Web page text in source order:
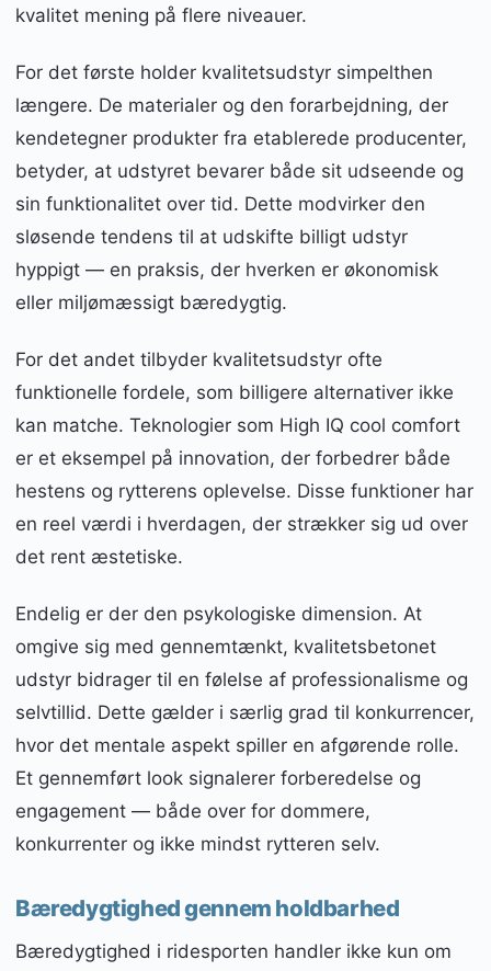
kvalitet mening på flere niveauer.
For det første holder kvalitetsudstyr simpelthen
længere. De materialer og den forarbejdning, der
kendetegner produkter fra etablerede producenter,
betyder, at udstyret bevarer både sit udseende og
sin funktionalitet over tid. Dette modvirker den
sløsende tendens til at udskifte billigt udstyr
hyppigt — en praksis, der hverken er økonomisk
eller miljømæssigt bæredygtig.
For det andet tilbyder kvalitetsudstyr ofte
funktionelle fordele, som billigere alternativer ikke
kan matche. Teknologier som High IQ cool comfort
er et eksempel på innovation, der forbedrer både
hestens og rytterens oplevelse. Disse funktioner har
en reel værdi i hverdagen, der strækker sig ud over
det rent æstetiske.
Endelig er der den psykologiske dimension. At
omgive sig med gennemtænkt, kvalitetsbetonet
udstyr bidrager til en følelse af professionalisme og
selvtillid. Dette gælder i særlig grad til konkurrencer,
hvor det mentale aspekt spiller en afgørende rolle.
Et gennemført look signalerer forberedelse og
engagement — både over for dommere,
konkurrenter og ikke mindst rytteren selv.
Bæredygtighed gennem holdbarhed
Bæredygtighed i ridesporten handler ikke kun om